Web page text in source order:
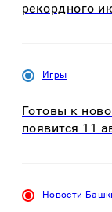
рекордного
Игры
Готовы к
появится 11
Новости